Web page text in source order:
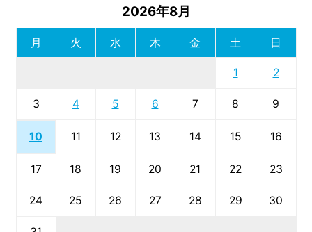
2026年8月
月 火 水 木 金 土 日
1 2
3 4 5 6 7 8 9
10 11 12 13 14 15 16
17 18 19 20 21 22 23
24 25 26 27 28 29 30